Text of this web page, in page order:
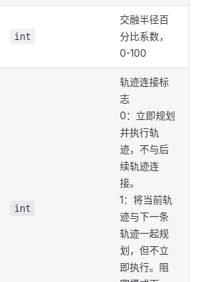
int
交融半径百
分比系数，
0-100
int
轨迹连接标
志
0：立即规划
并执行轨
迹，不与后
续轨迹连
接。
1：将当前轨
迹与下一条
轨迹一起规
划，但不立
即执行。阻